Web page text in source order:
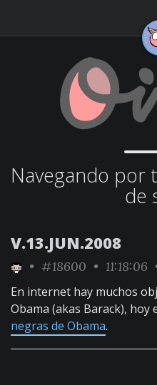
Navegando por
de
V.13.JUN.2008
• #18600 • 11:18:06
En internet hay muchos
Obama (akas Barack), hoy
negras de Obama.